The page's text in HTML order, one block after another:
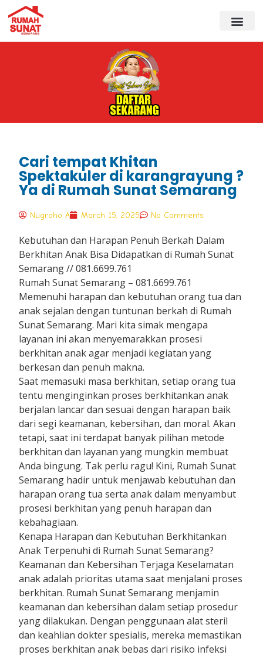
Cari tempat Khitan
Spektakuler di karangrayung ?
Ya di Rumah Sunat Semarang
Nugroho A March 15, 2025 No Comments
Kebutuhan dan Harapan Penuh Berkah Dalam
Berkhitan Anak Bisa Didapatkan di Rumah Sunat
Semarang // 081.6699.761
Rumah Sunat Semarang – 081.6699.761
Memenuhi harapan dan kebutuhan orang tua dan
anak sejalan dengan tuntunan berkah di Rumah
Sunat Semarang. Mari kita simak mengapa
layanan ini akan menyemarakkan prosesi
berkhitan anak agar menjadi kegiatan yang
berkesan dan penuh makna.
Saat memasuki masa berkhitan, setiap orang tua
tentu menginginkan proses berkhitankan anak
berjalan lancar dan sesuai dengan harapan baik
dari segi keamanan, kebersihan, dan moral. Akan
tetapi, saat ini terdapat banyak pilihan metode
berkhitan dan layanan yang mungkin membuat
Anda bingung. Tak perlu ragu! Kini, Rumah Sunat
Semarang hadir untuk menjawab kebutuhan dan
harapan orang tua serta anak dalam menyambut
prosesi berkhitan yang penuh harapan dan
kebahagiaan.
Kenapa Harapan dan Kebutuhan Berkhitankan
Anak Terpenuhi di Rumah Sunat Semarang?
Keamanan dan Kebersihan Terjaga Keselamatan
anak adalah prioritas utama saat menjalani proses
berkhitan. Rumah Sunat Semarang menjamin
keamanan dan kebersihan dalam setiap prosedur
yang dilakukan. Dengan penggunaan alat steril
dan keahlian dokter spesialis, mereka memastikan
proses berkhitan anak bebas dari risiko infeksi